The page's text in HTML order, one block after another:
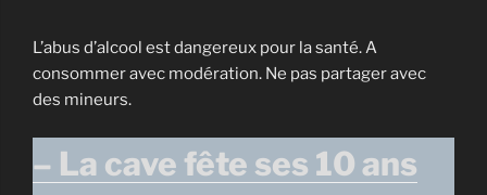
L’abus d’alcool est dangereux pour la santé. A
consommer avec modération. Ne pas partager avec
des mineurs.
– La cave fête ses 10 ans